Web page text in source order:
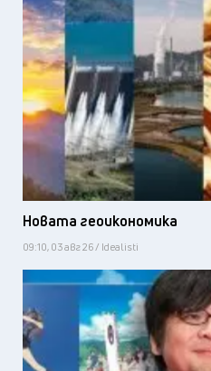
Новата геоикономика
09:10, 03 авг 26 / Idealisti